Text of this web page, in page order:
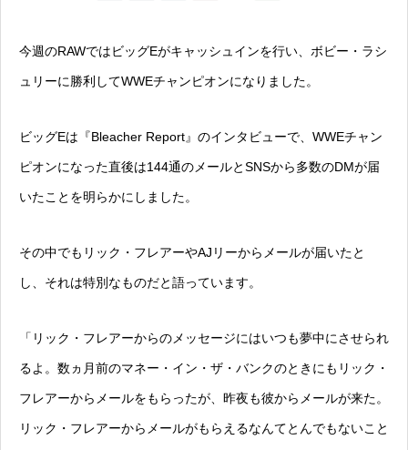
今週のRAWではビッグEがキャッシュインを行い、ボビー・ラシ
ュリーに勝利してWWEチャンピオンになりました。
ビッグEは『Bleacher Report』のインタビューで、WWEチャン
ピオンになった直後は144通のメールとSNSから多数のDMが届
いたことを明らかにしました。
その中でもリック・フレアーやAJリーからメールが届いたと
し、それは特別なものだと語っています。
「リック・フレアーからのメッセージにはいつも夢中にさせられ
るよ。数ヵ月前のマネー・イン・ザ・バンクのときにもリック・
フレアーからメールをもらったが、昨夜も彼からメールが来た。
リック・フレアーからメールがもらえるなんてとんでもないこと